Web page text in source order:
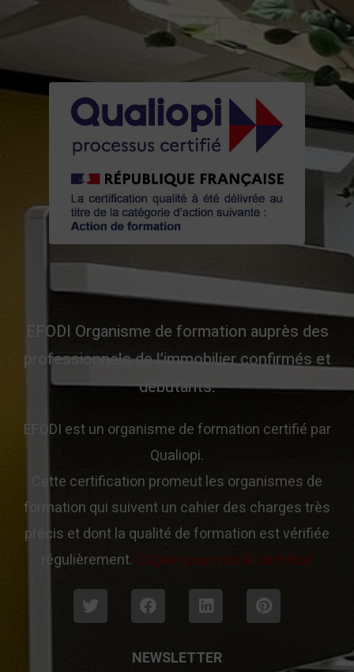
EFODI Organisme de formation auprès des
professionnels de l’immobilier confirmés et
débutants.
EFODI est un organisme de formation certifié par
Qualiopi.
Cette certification promeut les organismes de
formation qui suivent un cahier des charges très
précis et dont la qualité de formation est vérifiée
régulièrement. Cliquer pour voir le certificat
NEWSLETTER